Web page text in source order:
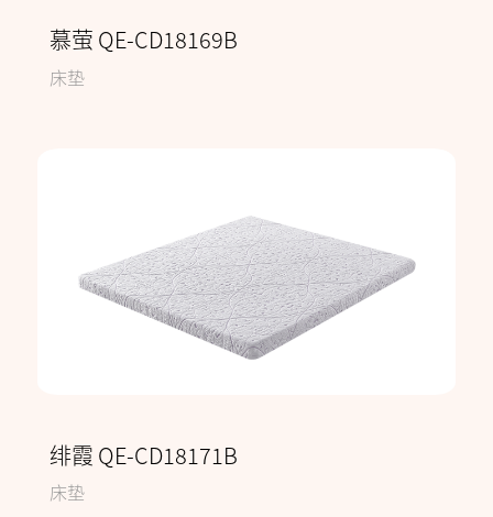
慕萤 QE-CD18169B
床垫
绯霞 QE-CD18171B
床垫